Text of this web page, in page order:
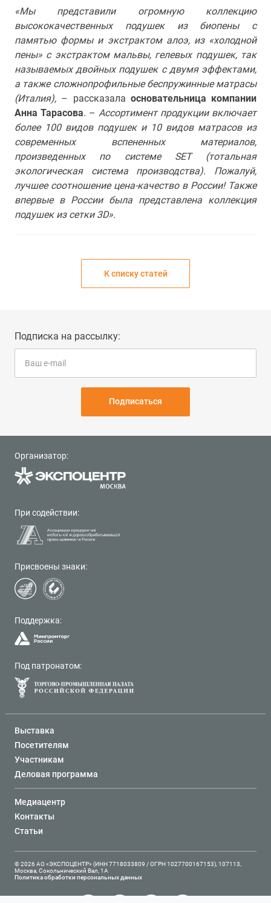
«Мы представили огромную коллекцию
высококачественных подушек из биопены с
памятью формы и экстрактом алоэ, из «холодной
пены» с экстрактом мальвы, гелевых подушек, так
называемых двойных подушек с двумя эффектами,
а также сложнопрофильные беспружинные матрасы
(Италия), – рассказала основательница компании
Анна Тарасова. – Ассортимент продукции включает
более 100 видов подушек и 10 видов матрасов из
современных вспененных материалов,
произведенных по системе SET (тотальная
экологическая система производства). Пожалуй,
лучшее соотношение цена-качество в России! Также
впервые в России была представлена коллекция
подушек из сетки 3D».
К списку статей
Подписка на рассылку:
Подписаться
Организатор:
При содействии:
Присвоены знаки:
Поддержка:
Под патронатом:
Выставка
Посетителям
Участникам
Деловая программа
Медиацентр
Контакты
Статьи
© 2026 АО «ЭКСПОЦЕНТР» (ИНН 7718033809 / ОГРН 1027700167153), 107113,
Москва, Сокольнический Вал, 1А
Политика обработки персональных данных